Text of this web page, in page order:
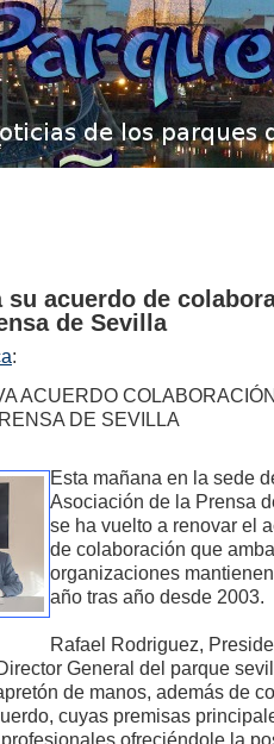
su acuerdo de
de Sevilla
:
ACUERDO
DE SEVILLA
Esta mañana en la sede
Asociación de la Prensa
se ha vuelto a renovar el
de colaboración que
organizaciones
año tras año desde 2003.
Rafael Rodriguez,
General del parque
de manos, además de
cuyas premisas
ofreciéndole la